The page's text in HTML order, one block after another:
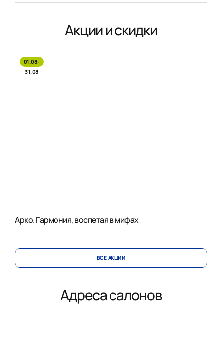
Акции и скидки
01.08-
31.08
Арко. Гармония, воспетая в мифах
ВСЕ АКЦИИ
Адреса салонов